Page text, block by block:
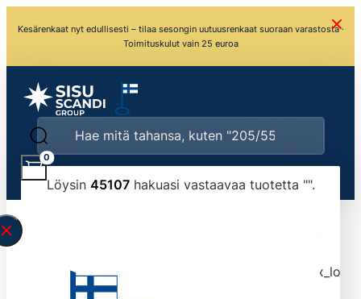
Kesärenkaat nyt edullisesti – tilaa sesongin uutuusrenkaat suoraan varastosta ·
Toimituskulut vain 25 euroa
Löysin 45107hakuasi vastaavaa tuotetta "".
typed the search query correctly.<br>Currently
tmlmvi","meta_query":
0